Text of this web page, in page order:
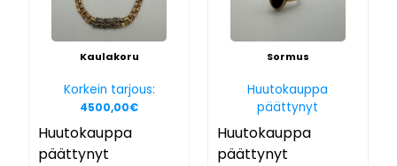
Kaulakoru
Korkein tarjous:
4500,00€
Huutokauppa
päättynyt
Sormus
Huutokauppa
päättynyt
Huutokauppa
päättynyt